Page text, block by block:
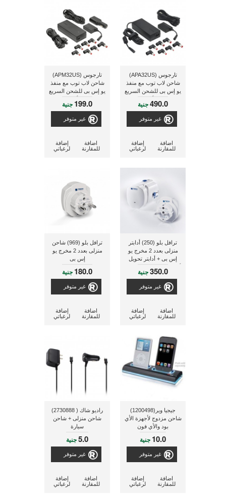
تارجوس (APA32US)
شاحن لاب توب مع منفذ
يو إس بى للشحن السريع
2.1 أمبير
490.0جنية
غير متوفر
إضافة
لرغباتي
اضافة
للمقارنة
تارجوس (APM32US)
شاحن لاب توب مع منفذ
يو إس بى للشحن السريع
2.1 أمبير
199.0 جنية
غير متوفر
إضافة
لرغباتي
اضافة
للمقارنة
ترافل بلو (250) أدابتر
منزلى بعدد 2 مخرج يو
إس بى + أدابتر تحويل
أطراف عالمية للإستخدام
فى كل مكان
350.0جنية
غير متوفر
إضافة
لرغباتي
اضافة
للمقارنة
ترافل بلو (969) شاحن
منزلى بعدد 2 مخرج يو
إس بى
180.0 جنية
غير متوفر
إضافة
لرغباتي
اضافة
للمقارنة
جيجيا وير(1200498)
شاحن مزدوج لأجهزة الأي
بود والأي فون
10.0 جنية
غير متوفر
إضافة
لرغباتي
اضافة
للمقارنة
راديو شاك ( 2730888)
شاحن منزلى + شاحن
سيارة
5.0جنية
غير متوفر
إضافة
لرغباتي
اضافة
للمقارنة